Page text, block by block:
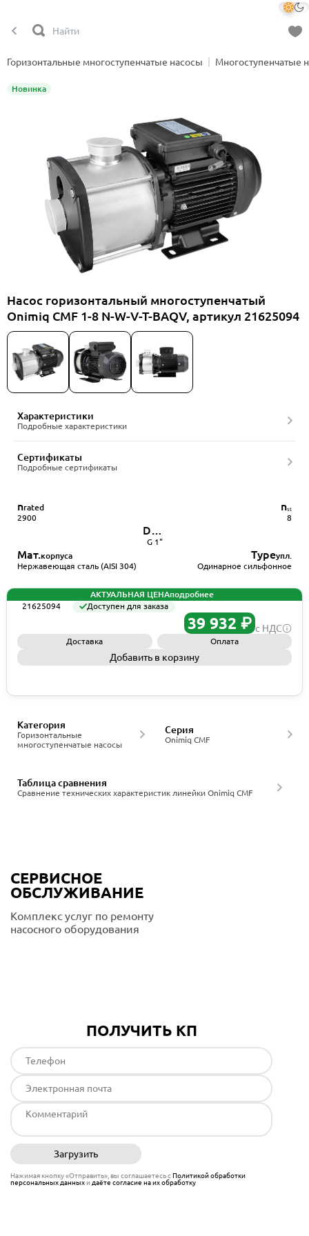
Горизонтальные многоступенчатые насосы Многоступенчатые
Насос горизонтальный многоступенчатый
Onimiq CMF 1-8 N-W-V-T-BAQV, артикул 21625094
Новинка
Характеристики
Подробные характеристики
Сертификаты
Подробные сертификаты
nrated
2900
nₛₜ
8
Мат.корпуса
Нержавеющая сталь (AISI 304)
Typeупл.
Одинарное сильфонное
DNпатрубков
G 1"
АКТУАЛЬНАЯ ЦЕНАподробнее
21625094
Доступен для заказа
39 932 ₽ с НДС
Доставка Оплата
Добавить в корзину
Горизонтальные
многоступенчатые насосы
Категория
Onimiq CMF
Серия
Сравнение технических характеристик линейки Onimiq CMF
Таблица сравнения
СЕРВИСНОЕ
ОБСЛУЖИВАНИЕ
Комплекс услуг по ремонту
насосного оборудования
ПОЛУЧИТЬ КП
Загрузить
Нажимая кнопку «Отправить», вы соглашаетесь сПолитикой обработки
персональных данныхи даёте согласие на их обработку